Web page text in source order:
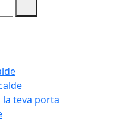
la teva porta